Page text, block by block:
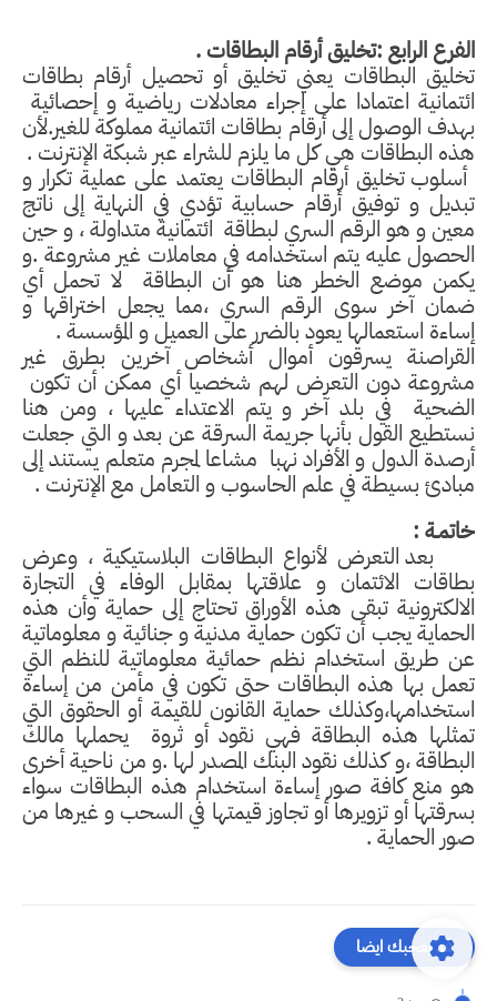
الفرع الرابع :تخليق أرقام البطاقات .
تخليق البطاقات يعني تخليق أو تحصيل أرقام بطاقات
ائتمانية اعتمادا على إجراء معادلات رياضية و إحصائية
بهدف الوصول إلى أرقام بطاقات ائتمانية مملوكة للغير.لأن
هذه البطاقات هي كل ما يلزم للشراء عبر شبكة الإنترنت .
أسلوب تخليق أرقام البطاقات يعتمد على عملية تكرار و
تبديل و توفيق أرقام حسابية تؤدي في النهاية إلى ناتج
معين و هو الرقم السري لبطاقة ائتمانية متداولة ، و حين
الحصول عليه يتم استخدامه في معاملات غير مشروعة .و
يكمن موضع الخطر هنا هو أن البطاقة لا تحمل أي
ضمان آخر سوى الرقم السري ،مما يجعل اختراقها و
إساءة استعمالها يعود بالضرر على العميل و المؤسسة .
القراصنة يسرقون أموال أشخاص آخرين بطرق غير
مشروعة دون التعرض لهم شخصيا أي ممكن أن تكون
الضحية في بلد آخر و يتم الاعتداء عليها ، ومن هنا
نستطيع القول بأنها جريمة السرقة عن بعد و التي جعلت
أرصدة الدول و الأفراد نهبا مشاعا لمجرم متعلم يستند إلى
مبادئ بسيطة في علم الحاسوب و التعامل مع الإنترنت .
خاتمـة :
بعد التعرض لأنواع البطاقات البلاستيكية ، وعرض
بطاقات الائتمان و علاقتها بمقابل الوفاء في التجارة
الالكترونية تبقى هذه الأوراق تحتاج إلى حماية وأن هذه
الحماية يجب أن تكون حماية مدنية و جنائية و معلوماتية
عن طريق استخدام نظم حمائية معلوماتية للنظم التي
تعمل بها هذه البطاقات حتى تكون في مأمن من إساءة
استخدامها،وكذلك حماية القانون للقيمة أو الحقوق التي
تمثلها هذه البطاقة فهي نقود أو ثروة يحملها مالك
البطاقة ،و كذلك نقود البنك المصدر لها .و من ناحية أخرى
هو منع كافة صور إساءة استخدام هذه البطاقات سواء
بسرقتها أو تزويرها أو تجاوز قيمتها في السحب و غيرها من
صور الحماية .
قد يعجبك ايضا